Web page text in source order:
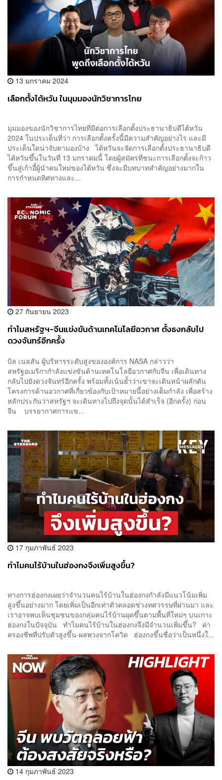
13 มกราคม 2024
เลือกตั้งไต้หวัน ในมุมมองนักวิชาการไทย
มุมมองของนักวิชาการไทยที่มีต่อการเลือกตั้งประธานาธิบดีไต้หวัน
2024 ในประเด็นที่ว่า การเลือกตั้งครั้งนี้มีความสำคัญอย่างไร และมี
ประเด็นใดน่าจับตามองบ้าง ไต้หวันจะจัดการเลือกตั้งประธานาธิบดี
ไต้หวันขึ้นในวันที่ 13 มกราคมนี้ โดยผู้สมัครที่ชนะการเลือกตั้งจะก้าว
ขึ้นสู่เก้าอี้ผู้นำคนใหม่ของไต้หวัน ซึ่งจะมีบทบาทสำคัญอย่างมากใน
การกำหนดทิศทางและ...
27 กันยายน 2023
ทำไมสหรัฐฯ-จีนแข่งขันด้านเทคโนโลยีอวกาศ ตั้งธงกลับไป
ดวงจันทร์อีกครั้ง
บิล เนลสัน ผู้บริหารระดับสูงขององค์การ NASA กล่าวว่า
สหรัฐอเมริกากำลังแข่งขันด้านเทคโนโลยีอวกาศกับจีน เพื่อเดินทาง
กลับไปยังดวงจันทร์อีกครั้ง พร้อมทั้งเน้นย้ำว่าเขาจะเดินหน้าผลักดัน
โครงการด้านอวกาศที่เกี่ยวข้องกับเป้าหมายนี้อย่างเต็มกำลัง เพื่อสร้าง
หลักประกันว่าสหรัฐฯ จะเดินทางไปถึงจุดนั้นได้สำเร็จ (อีกครั้ง) ก่อน
จีน บรรยากาศการแข...
17 กุมภาพันธ์ 2023
ทำไมคนไร้บ้านในฮ่องกงจึงเพิ่มสูงขึ้น?
ทางการฮ่องกงเผยว่าจำนวนคนไร้บ้านในฮ่องกงกำลังมีแนวโน้มเพิ่ม
สูงขึ้นอย่างมาก โดยเพิ่มเป็นอีกเท่าตัวตลอดช่วงทศวรรษที่ผ่านมา และ
เราอาจพบเห็นชุมชนของกลุ่มคนไร้บ้านผุดขึ้นตามพื้นที่ใหม่ๆ บนเกาะ
ฮ่องกงในปัจจุบัน ทำไมคนไร้บ้านในฮ่องกงจึงมีจำนวนเพิ่มขึ้น? ค่า
ครองชีพที่ปรับตัวสูงขึ้น-ผลพวงจากโควิด ฮ่องกงขึ้นชื่อว่าเป็นหนึ่งใ...
14 กุมภาพันธ์ 2023